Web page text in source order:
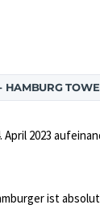
HAMBURG
2023
ist